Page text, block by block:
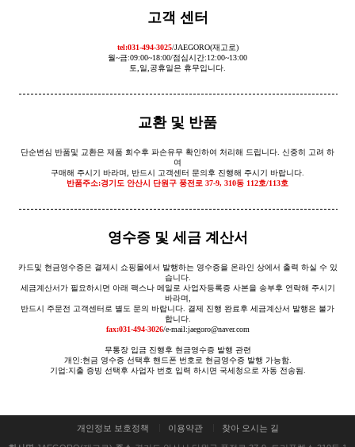
고객 센터
tel:031-494-3025/JAEGORO(재고로)
월~금:09:00~18:00/점심시간:12:00~13:00
토,일,공휴일은 휴무입니다.
교환 및 반품
단순변심 반품및 교환은 제품 회수후 파손유무 확인하여 처리해 드립니다. 신중히 고려 하
여
구매해 주시기 바라며, 반드시 고객센터 문의후 진행해 주시기 바랍니다.
반품주소:경기도 안산시 단원구 풍전로 37-9, 310동 112호/113호
영수증 및 세금 계산서
카드및 현금영수증은 결제시 쇼핑몰에서 발행하는 영수증을 온라인 상에서 출력 하실 수 있
습니다.
세금계산서가 필요하시면 아래 팩스나 메일로 사업자등록증 사본을 송부후 연락해 주시기
바라며,
반드시 주문전 고객센터로 별도 문의 바랍니다. 결제 진행 완료후 세금계산서 발행은 불가
합니다.
fax:031-494-3026/e-mail:jaegoro@naver.com
무통장 입금 진행후 현금영수증 발행 관련
개인:현금 영수증 선택후 핸드폰 번호로 현금영수증 발행 가능함.
기업:지출 증빙 선택후 사업자 번호 입력 하시면 국세청으로 자동 전송됨.
개인정보 보호정책 이용약관 찾아 오시는 길